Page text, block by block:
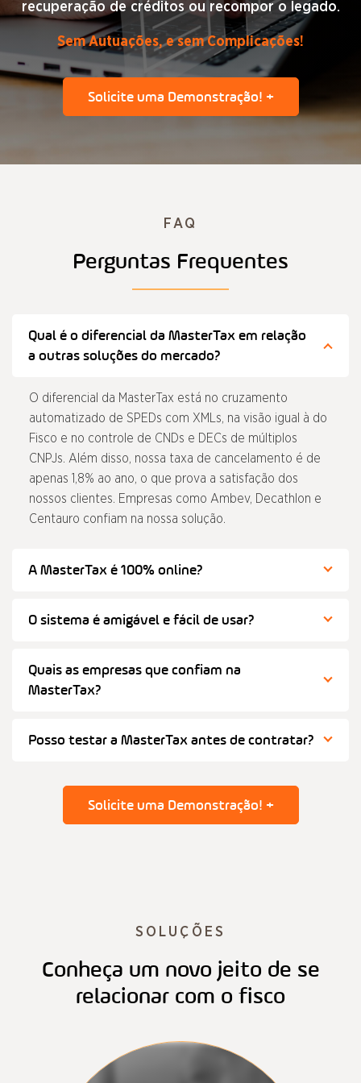
recuperação de créditos ou recompor o legado.
Sem Autuações, e sem Complicações!
Solicite uma Demonstração! +
FAQ
Perguntas Frequentes
Qual é o diferencial da MasterTax em relação
a outras soluções do mercado?
O diferencial da MasterTax está no cruzamento
automatizado de SPEDs com XMLs, na visão igual à do
Fisco e no controle de CNDs e DECs de múltiplos
CNPJs. Além disso, nossa taxa de cancelamento é de
apenas 1,8% ao ano, o que prova a satisfação dos
nossos clientes. Empresas como Ambev, Decathlon e
Centauro confiam na nossa solução.
A MasterTax é 100% online?
O sistema é amigável e fácil de usar?
Quais as empresas que confiam na
MasterTax?
Posso testar a MasterTax antes de contratar?
Solicite uma Demonstração! +
SOLUÇÕES
Conheça um novo jeito de se
relacionar com o fisco